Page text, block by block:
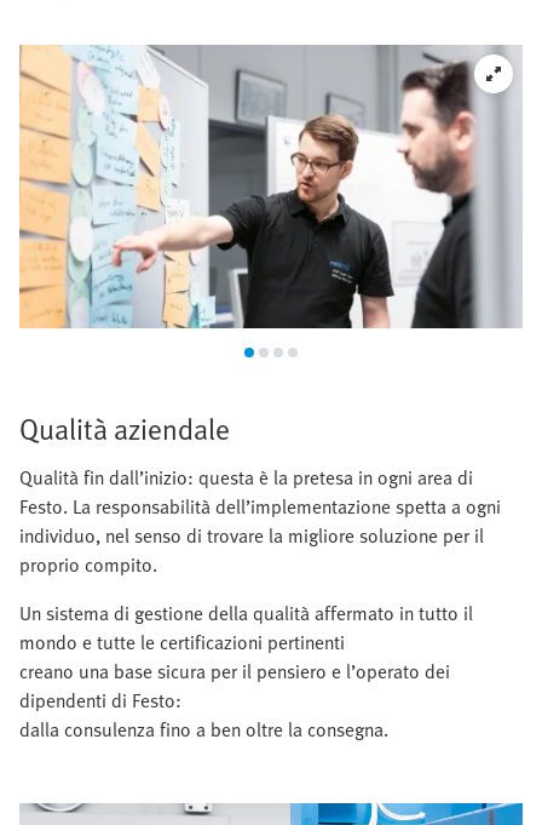
Qualità aziendale
Qualità fin dall’inizio: questa è la pretesa in ogni area di
Festo. La responsabilità dell’implementazione spetta a ogni
individuo, nel senso di trovare la migliore soluzione per il
proprio compito.
Un sistema di gestione della qualità affermato in tutto il
mondo e tutte le certificazioni pertinenti
creano una base sicura per il pensiero e l’operato dei
dipendenti di Festo:
dalla consulenza fino a ben oltre la consegna.